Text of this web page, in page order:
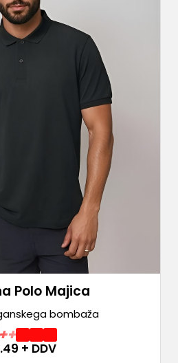
Polo Majica
bombaža
+ DDV